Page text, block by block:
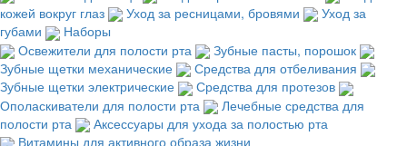
кожей вокруг глаз
Уход за ресницами, бровями
Уход за
губами
Наборы
Освежители для полости рта
Зубные пасты, порошок
Зубные щетки механические
Средства для отбеливания
Зубные щетки электрические
Средства для протезов
Ополаскиватели для полости рта
Лечебные средства для
полости рта
Аксессуары для ухода за полостью рта
Витамины для активного образа жизни